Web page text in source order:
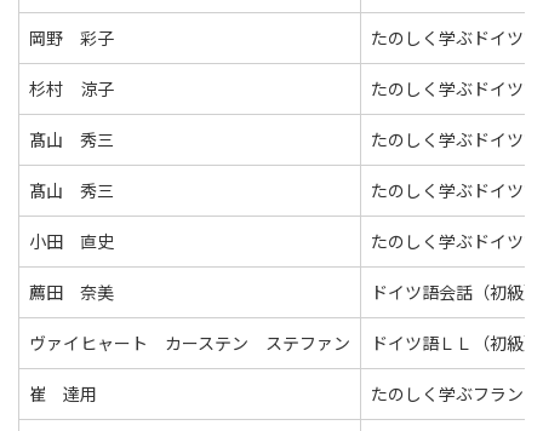
岡野 彩子 たのしく学ぶドイツ
杉村 涼子 たのしく学ぶドイツ
髙山 秀三 たのしく学ぶドイツ
髙山 秀三 たのしく学ぶドイツ
小田 直史 たのしく学ぶドイツ
薦田 奈美 ドイツ語会話（初級
ヴァイヒャート カーステン ステファン ドイツ語ＬＬ（初級
崔 達用 たのしく学ぶフラン